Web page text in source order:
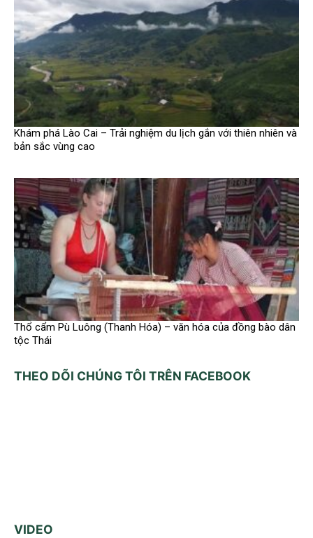
Khám phá Lào Cai – Trải nghiệm du lịch gắn với thiên nhiên và
bản sắc vùng cao
Thổ cẩm Pù Luông (Thanh Hóa) – văn hóa của đồng bào dân
tộc Thái
THEO DÕI CHÚNG TÔI TRÊN FACEBOOK
VIDEO